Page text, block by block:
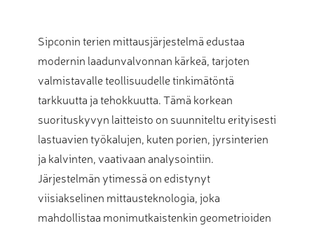
Sipconin terien mittausjärjestelmä edustaa
modernin laadunvalvonnan kärkeä, tarjoten
valmistavalle teollisuudelle tinkimätöntä
tarkkuutta ja tehokkuutta. Tämä korkean
suorituskyvyn laitteisto on suunniteltu erityisesti
lastuavien työkalujen, kuten porien, jyrsinterien
ja kalvinten, vaativaan analysointiin.
Järjestelmän ytimessä on edistynyt
viisiakselinen mittausteknologia, joka
mahdollistaa monimutkaistenkin geometrioiden